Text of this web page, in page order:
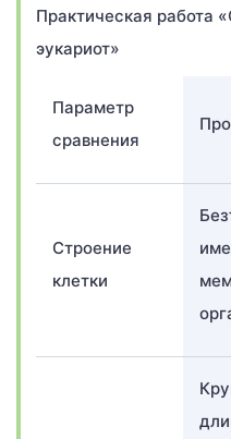
Практическая работа
эукариот»
Параметр
сравнения
Строение
клетки